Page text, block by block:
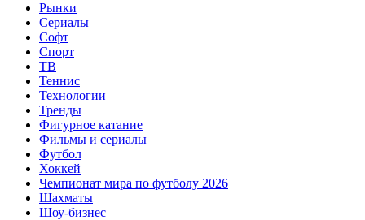
Рынки
Сериалы
Софт
Спорт
ТВ
Теннис
Технологии
Тренды
Фигурное катание
Фильмы и сериалы
Футбол
Хоккей
Чемпионат мира по футболу 2026
Шахматы
Шоу-бизнес